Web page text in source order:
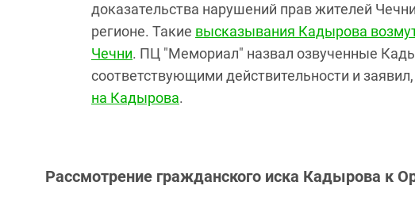
доказательства нарушений прав жителей
регионе. Такие высказывания Кадырова
Чечни. ПЦ "Мемориал" назвал озвученные
соответствующими действительности и
на Кадырова.
Рассмотрение гражданского иска Кадырова к